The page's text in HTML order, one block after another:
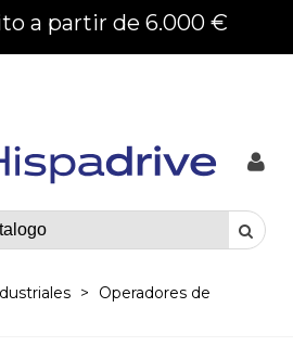
a partir de 6.000 €
>
Operadores de